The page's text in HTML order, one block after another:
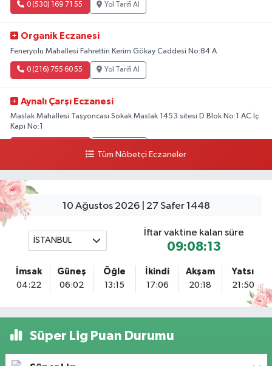
0 (530) 169 71 55 Yol Tarifi Al
Organik Eczanesi
Feneryolu Mahallesi Fahrettin Kerim Gökay Caddesi No:84 A
0 (216) 755 60 55 Yol Tarifi Al
Aynalı Çarşı Eczanesi
Maslak Mahallesi Taşyoncası Sokak Maslak 1453 sitesi D Blok No:1 AC İç
Kapı No:1
Ekinoba Mahallesi Hürriyet Caddesi No:64 3B Ekinoba File Market Yanı
0 (212) 823 05 30 Yol Tarifi Al
Ezgi Eczanesi
KARŞISI
0 (216) 755 85 88 Yol Tarifi Al
Bayraktar Eczanesi
Kemalpaşa Mahallesi Atatürk Bulvarı No:32 B
Tüm Nöbetçi Eczaneler
10 Ağustos 2026 | 27 Safer 1448
İSTANBUL
İftar vaktine kalan süre
09:08:13
İmsak
04:22
Güneş
06:02
Öğle
13:15
İkindi
17:06
Akşam
20:18
Yatsı
21:50
Süper Lig Puan Durumu